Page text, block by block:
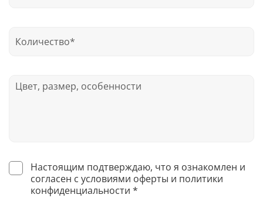
Настоящим подтверждаю, что я ознакомлен и
согласен с условиями оферты и политики
конфиденциальности *